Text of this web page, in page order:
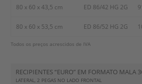
80 x 60 x 43,5 cm ED 86/42 HG 2G
80 x 60 x 53,5 cm ED 86/52 HG 2G
Todos os preços acrescidos de IVA
RECIPIENTES “EURO” EM FORMATO MALA
LATERAL, 2 PEGAS NO LADO FRONTAL